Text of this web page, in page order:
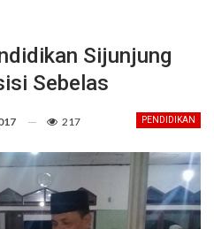
Sijunjung
Sebelas
PENDIDIKAN
217